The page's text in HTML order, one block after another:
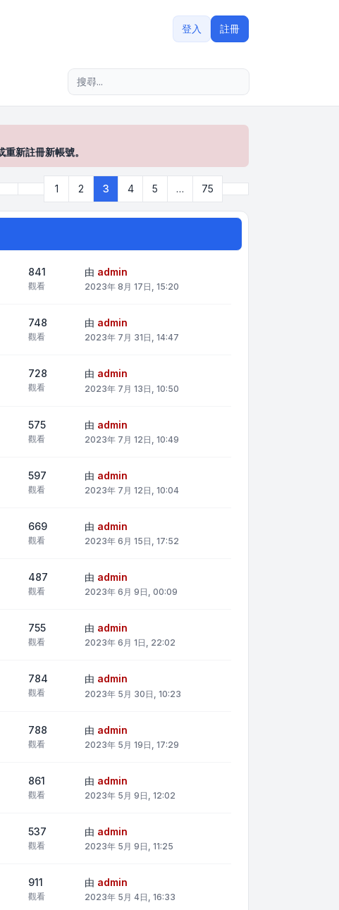
登入 註冊
新註冊新帳號。
第3頁 (共 75 頁)
上一頁1 2 3 4 5 … 75
841
觀看
由 admin
2023年 8月 17日, 15:20
748
觀看
由 admin
2023年 7月 31日, 14:47
728
觀看
由 admin
2023年 7月 13日, 10:50
575
觀看
由 admin
2023年 7月 12日, 10:49
597
觀看
由 admin
2023年 7月 12日, 10:04
669
觀看
由 admin
2023年 6月 15日, 17:52
487
觀看
由 admin
2023年 6月 9日, 00:09
755
觀看
由 admin
2023年 6月 1日, 22:02
784
觀看
由 admin
2023年 5月 30日, 10:23
788
觀看
由 admin
2023年 5月 19日, 17:29
861
觀看
由 admin
2023年 5月 9日, 12:02
537
觀看
由 admin
2023年 5月 9日, 11:25
911
觀看
由 admin
2023年 5月 4日, 16:33